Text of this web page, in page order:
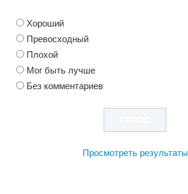
Хороший
Превосходный
Плохой
Мог быть лучше
Без комментариев
Просмотреть результаты